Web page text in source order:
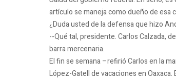
artículo se maneja como dueño de esa
¿Duda usted de la defensa que hizo
--Qué tal, presidente.Carlos Calzada,
barra mercenaria.
El fin se semana –refirió Carlos en la
López-Gatell de vacaciones en Oaxaca.